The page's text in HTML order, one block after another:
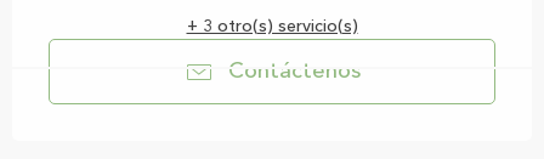
+ 3 otro(s) servicio(s)
Contáctenos